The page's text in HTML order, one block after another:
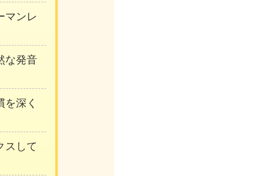
マンレ
な発音
深く
スして